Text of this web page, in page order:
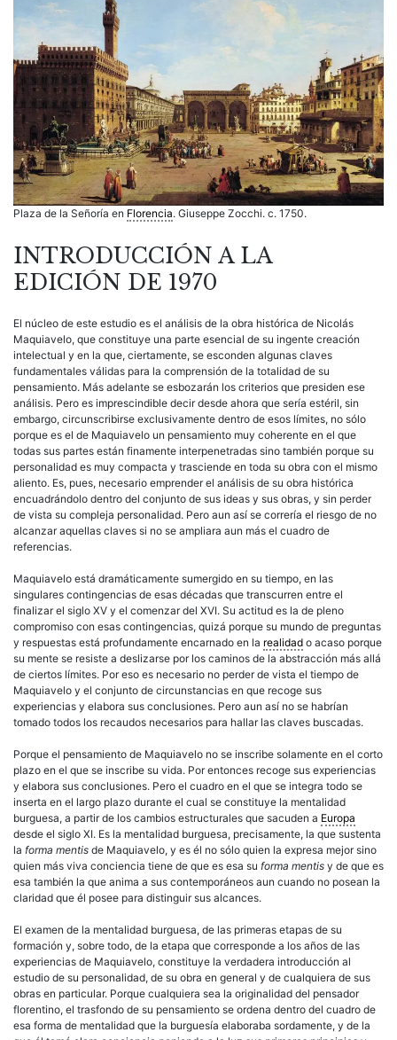
Plaza de la Señoría en Florencia. Giuseppe Zocchi. c. 1750.
INTRODUCCIÓN A LA
EDICIÓN DE 1970
El núcleo de este estudio es el análisis de la obra histórica de Nicolás
Maquiavelo, que constituye una parte esencial de su ingente creación
intelectual y en la que, ciertamente, se esconden algunas claves
fundamentales válidas para la comprensión de la totalidad de su
pensamiento. Más adelante se esbozarán los criterios que presiden ese
análisis. Pero es imprescindible decir desde ahora que sería estéril, sin
embargo, circunscribirse exclusivamente dentro de esos límites, no sólo
porque es el de Maquiavelo un pensamiento muy coherente en el que
todas sus partes están finamente interpenetradas sino también porque su
personalidad es muy compacta y trasciende en toda su obra con el mismo
aliento. Es, pues, necesario emprender el análisis de su obra histórica
encuadrándolo dentro del conjunto de sus ideas y sus obras, y sin perder
de vista su compleja personalidad. Pero aun así se correría el riesgo de no
alcanzar aquellas claves si no se ampliara aun más el cuadro de
referencias.
Maquiavelo está dramáticamente sumergido en su tiempo, en las
singulares contingencias de esas décadas que transcurren entre el
finalizar el siglo XV y el comenzar del XVI. Su actitud es la de pleno
compromiso con esas contingencias, quizá porque su mundo de preguntas
y respuestas está profundamente encarnado en la realidad o acaso porque
su mente se resiste a deslizarse por los caminos de la abstracción más allá
de ciertos límites. Por eso es necesario no perder de vista el tiempo de
Maquiavelo y el conjunto de circunstancias en que recoge sus
experiencias y elabora sus conclusiones. Pero aun así no se habrían
tomado todos los recaudos necesarios para hallar las claves buscadas.
Porque el pensamiento de Maquiavelo no se inscribe solamente en el corto
plazo en el que se inscribe su vida. Por entonces recoge sus experiencias
y elabora sus conclusiones. Pero el cuadro en el que se integra todo se
inserta en el largo plazo durante el cual se constituye la mentalidad
burguesa, a partir de los cambios estructurales que sacuden a Europa
desde el siglo XI. Es la mentalidad burguesa, precisamente, la que sustenta
la forma mentis de Maquiavelo, y es él no sólo quien la expresa mejor sino
quien más viva conciencia tiene de que es esa su forma mentis y de que es
esa también la que anima a sus contemporáneos aun cuando no posean la
claridad que él posee para distinguir sus alcances.
El examen de la mentalidad burguesa, de las primeras etapas de su
formación y, sobre todo, de la etapa que corresponde a los años de las
experiencias de Maquiavelo, constituye la verdadera introducción al
estudio de su personalidad, de su obra en general y de cualquiera de sus
obras en particular. Porque cualquiera sea la originalidad del pensador
florentino, el trasfondo de su pensamiento se ordena dentro del cuadro de
esa forma de mentalidad que la burguesía elaboraba sordamente, y de la